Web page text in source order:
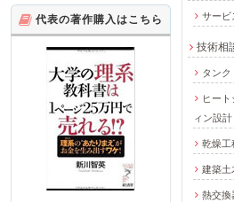
サービ
技術相
タンク
ヒー
ィン設計
乾燥工
建築土
熱交換
代表の著作購入はこちら